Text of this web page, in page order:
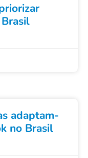
adaptam-
no Brasil